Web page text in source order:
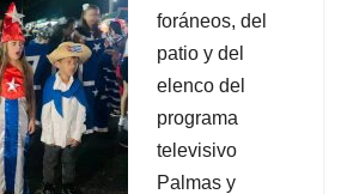
foráneos, del
patio y del
elenco del
programa
televisivo
Palmas y